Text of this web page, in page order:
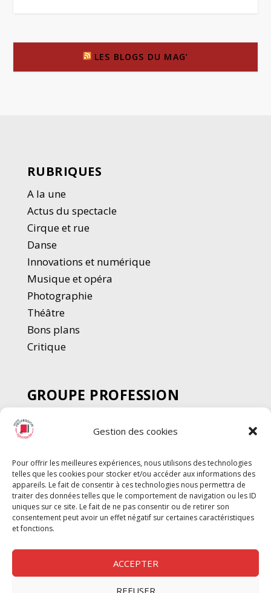
Gestion des cookies
Pour offrir les meilleures expériences, nous utilisons des technologies
telles que les cookies pour stocker et/ou accéder aux informations des
appareils. Le fait de consentir à ces technologies nous permettra de
traiter des données telles que le comportement de navigation ou les ID
uniques sur ce site. Le fait de ne pas consentir ou de retirer son
consentement peut avoir un effet négatif sur certaines caractéristiques
et fonctions.
ACCEPTER
REFUSER
LES BLOGS DU MAG’
RUBRIQUES
A la une
Actus du spectacle
Cirque et rue
Danse
Innovations et numérique
Musique et opéra
Photographie
Théâtre
Bons plans
Critique
GROUPE PROFESSION
SPECTACLE
Chèque Intermittents
Chèque Compta
Chèque Emploi Spectacle
G-Pods
Profession Audio-visuel